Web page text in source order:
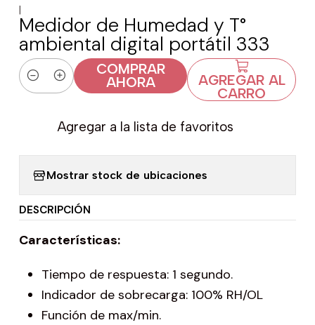
|
Medidor de Humedad y T°
ambiental digital portátil 333
Cantidad AGREGAR AL
CARRO
COMPRAR
AHORA
Agregar a la lista de favoritos
Mostrar stock de ubicaciones
DESCRIPCIÓN
Características:
Tiempo de respuesta: 1 segundo.
Indicador de sobrecarga: 100% RH/OL
Función de max/min.